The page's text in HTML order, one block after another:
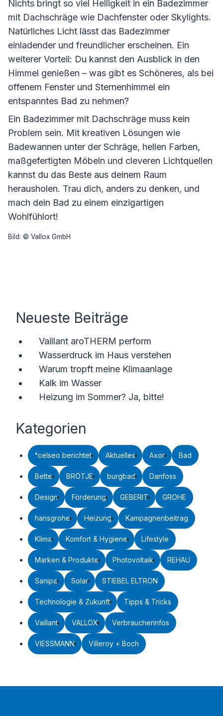
Nichts bringt so viel Helligkeit in ein Badezimmer
mit Dachschräge wie Dachfenster oder Skylights.
Natürliches Licht lässt das Badezimmer
einladender und freundlicher erscheinen. Ein
weiterer Vorteil: Du kannst den Ausblick in den
Himmel genießen – was gibt es Schöneres, als bei
offenem Fenster und Sternenhimmel ein
entspanntes Bad zu nehmen?
Ein Badezimmer mit Dachschräge muss kein
Problem sein. Mit kreativen Lösungen wie
Badewannen unter der Schräge, hellen Farben,
maßgefertigten Möbeln und cleveren Lichtquellen
kannst du das Beste aus deinem Raum
herausholen. Trau dich, anders zu denken, und
mach dein Bad zu einem einzigartigen
Wohlfühlort!
Bild: © Vallox GmbH
Neueste Beiträge
Vaillant aroTHERM perform
Wasserdruck im Haus verstehen
Warum tropft meine Klimaanlage
Kalk im Wasser
Heizung im Sommer? Ja, bitte!
Kategorien
°celseo berichtet Aktuelles Axor Bad
Bette BRÖTJE burgbad Danfoss
Design Förderung GEBERIT GROHE
hansgrohe Heizung Kampagnenbeitrag
Klima Komfort & Hygiene Lifestyle
Marken & Produkte Photovoltaik REHAU
Sanipa Solar STIEBEL ELTRON
Technologie & Zukunft Tipps & Tricks
Vaillant VALLOX Verbraucherinfos
VIESSMANN Villeroy + Boch